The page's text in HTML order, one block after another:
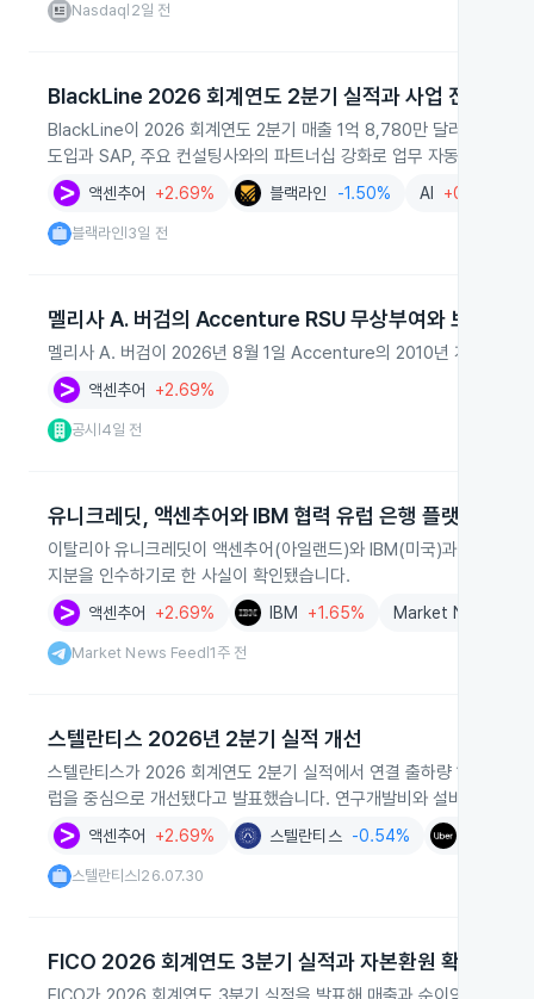
Nasdaq 2일 전
BlackLine 2026 회계연도 2분기 실적과 사업 진전
BlackLine이 2026 회계연도 2분기 매출 1억 8,780만 달러로 전년
도입과 SAP, 주요 컨설팅사와의 파트너십 강화로 업무 자동화와 마
액센추어 +2.69% 블랙라인 -1.50% AI +0.01%
블랙라인 3일 전
멜리사 A. 버검의 Accenture RSU 무상부여와 보유주
멜리사 A. 버검이 2026년 8월 1일 Accenture의 2010년 개정 주식
액센추어 +2.69%
공시 4일 전
유니크레딧, 액센추어와 IBM 협력 유럽 은행 플랫폼 구축
이탈리아 유니크레딧이 액센추어(아일랜드)와 IBM(미국)과 협력해
지분을 인수하기로 한 사실이 확인됐습니다.
액센추어 +2.69% IBM +1.65% Market News
Market News Feed |1주 전
스텔란티스 2026년 2분기 실적 개선
스텔란티스가 2026 회계연도 2분기 실적에서 연결 출하량 160만
럽을 중심으로 개선됐다고 발표했습니다. 연구개발비와 설비투자는
액센추어 +2.69% 스텔란티스 -0.54%
스텔란티스 26.07.30
FICO 2026 회계연도 3분기 실적과 자본환원 확대